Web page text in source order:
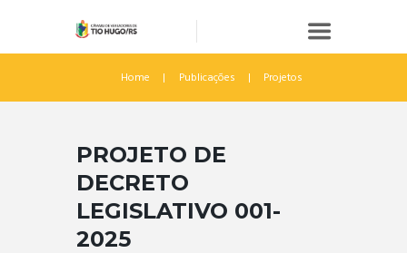
Home Publicações Projetos
PROJETO DE
DECRETO
LEGISLATIVO 001-
2025